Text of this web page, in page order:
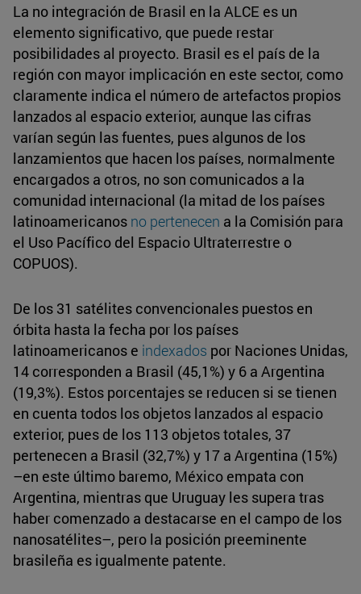
La no integración de Brasil en la ALCE es un
elemento significativo, que puede restar
posibilidades al proyecto. Brasil es el país de la
región con mayor implicación en este sector, como
claramente indica el número de artefactos propios
lanzados al espacio exterior, aunque las cifras
varían según las fuentes, pues algunos de los
lanzamientos que hacen los países, normalmente
encargados a otros, no son comunicados a la
comunidad internacional (la mitad de los países
latinoamericanos no pertenecen a la Comisión para
el Uso Pacífico del Espacio Ultraterrestre o
COPUOS).
De los 31 satélites convencionales puestos en
órbita hasta la fecha por los países
latinoamericanos e indexados por Naciones Unidas,
14 corresponden a Brasil (45,1%) y 6 a Argentina
(19,3%). Estos porcentajes se reducen si se tienen
en cuenta todos los objetos lanzados al espacio
exterior, pues de los 113 objetos totales, 37
pertenecen a Brasil (32,7%) y 17 a Argentina (15%)
–en este último baremo, México empata con
Argentina, mientras que Uruguay les supera tras
haber comenzado a destacarse en el campo de los
nanosatélites–, pero la posición preeminente
brasileña es igualmente patente.